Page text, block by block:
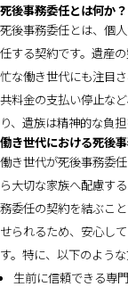
死後事務委任とは何か？
死後事務委任とは、個
任する契約です。遺産
忙な働き世代にも注目
共料金の支払い停止な
り、遺族は精神的な負
働き世代における死後
働き世代が死後事務委
ら大切な家族へ配慮す
務委任の契約を結ぶこ
せられるため、安心し
す。特に、以下のよう
生前に信頼できる専